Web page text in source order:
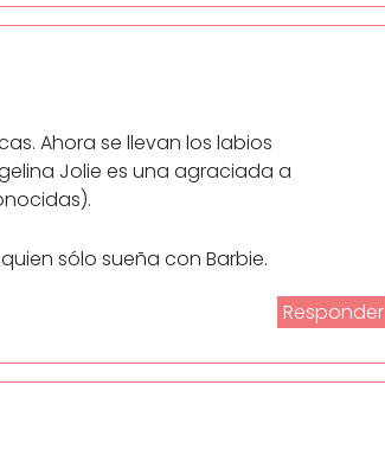
Ahora se llevan los labios
Jolie es una agraciada a
sólo sueña con Barbie.
Responder